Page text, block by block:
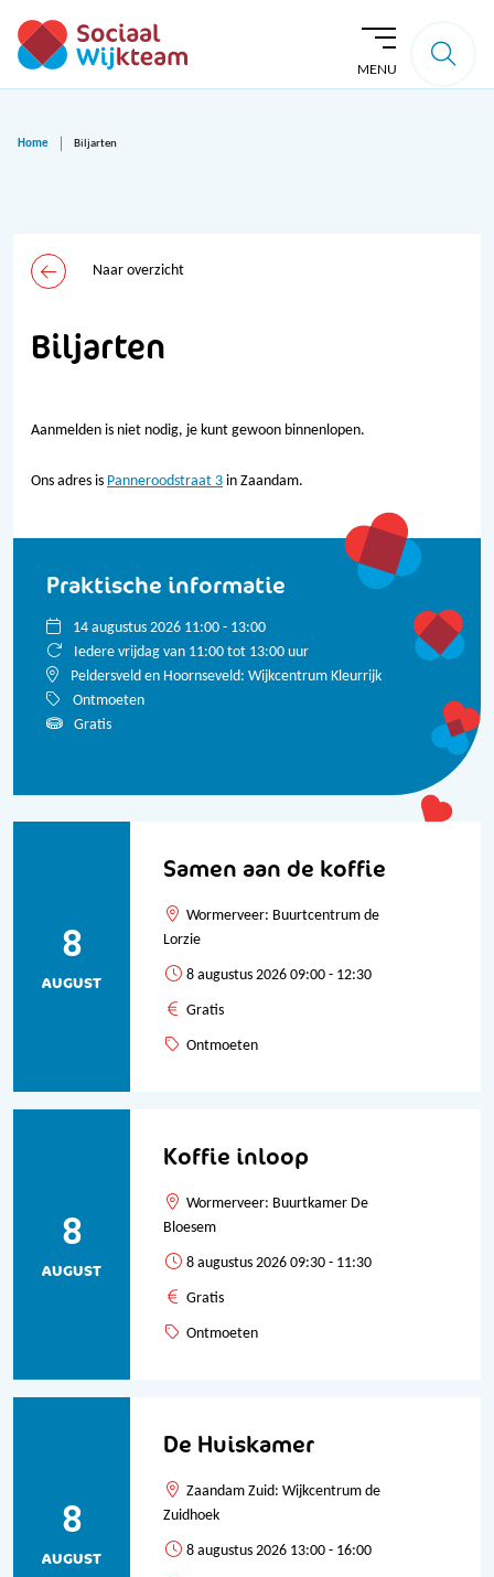
MENU
Home Biljarten
Naar overzicht
Biljarten
Aanmelden is niet nodig, je kunt gewoon binnenlopen.
Ons adres is Panneroodstraat 3 in Zaandam.
Praktische informatie
14 augustus 2026 11:00 - 13:00
Iedere vrijdag van 11:00 tot 13:00 uur
Peldersveld en Hoornseveld: Wijkcentrum Kleurrijk
Ontmoeten
Gratis
Samen aan de koffie
8
AUGUST
Wormerveer: Buurtcentrum de
Lorzie
8 augustus 2026 09:00 - 12:30
Gratis
Ontmoeten
Koffie inloop
8
AUGUST
Wormerveer: Buurtkamer De
Bloesem
8 augustus 2026 09:30 - 11:30
Gratis
Ontmoeten
De Huiskamer
8
AUGUST
Zaandam Zuid: Wijkcentrum de
Zuidhoek
8 augustus 2026 13:00 - 16:00